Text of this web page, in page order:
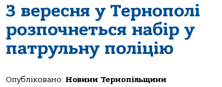
З вересня у Тернополі
розпочнеться набір у
патрульну поліцію
Опубліковано: Новини Тернопільщини